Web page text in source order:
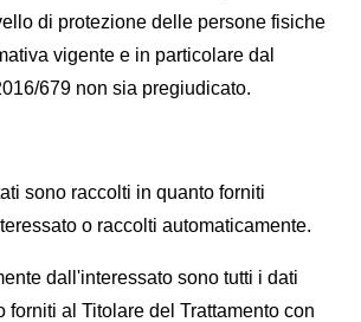
di protezione delle persone fisiche
vigente e in particolare dal
679 non sia pregiudicato.
sono raccolti in quanto forniti
o raccolti automaticamente.
dall'interessato sono tutti i dati
forniti al Titolare del Trattamento con